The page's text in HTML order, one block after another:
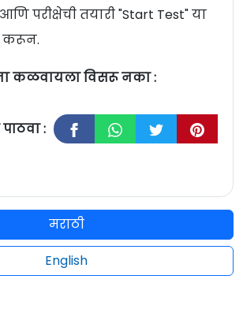
परीक्षेची तयारी "Start Test" या
करून.
कळवायला विसरू नका :
:
मराठी
English